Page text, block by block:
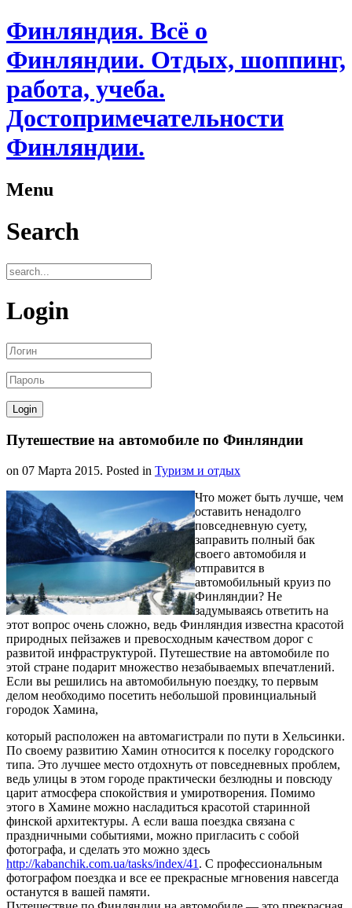
Финляндия. Всё о
Финляндии. Отдых, шоппинг,
работа, учеба.
Достопримечательности
Финляндии.
Menu
Search
Login
Путешествие на автомобиле по Финляндии
on 07 Марта 2015. Posted in Туризм и отдых
Что может быть лучше, чем
оставить ненадолго
повседневную суету,
заправить полный бак
своего автомобиля и
отправится в
автомобильный круиз по
Финляндии? Не
задумываясь ответить на
этот вопрос очень сложно, ведь Финляндия известна красотой
природных пейзажев и превосходным качеством дорог с
развитой инфраструктурой. Путешествие на автомобиле по
этой стране подарит множество незабываемых впечатлений.
Если вы решились на автомобильную поездку, то первым
делом необходимо посетить небольшой провинциальный
городок Хамина,
который расположен на автомагистрали по пути в Хельсинки.
По своему развитию Хамин относится к поселку городского
типа. Это лучшее место отдохнуть от повседневных проблем,
ведь улицы в этом городе практически безлюдны и повсюду
царит атмосфера спокойствия и умиротворения. Помимо
этого в Хамине можно насладиться красотой старинной
финской архитектуры. А если ваша поездка связана с
праздничными событиями, можно пригласить с собой
фотографа, и сделать это можно здесь
http://kabanchik.com.ua/tasks/index/41 . С профессиональным
фотографом поездка и все ее прекрасные мгновения навсегда
останутся в вашей памяти.